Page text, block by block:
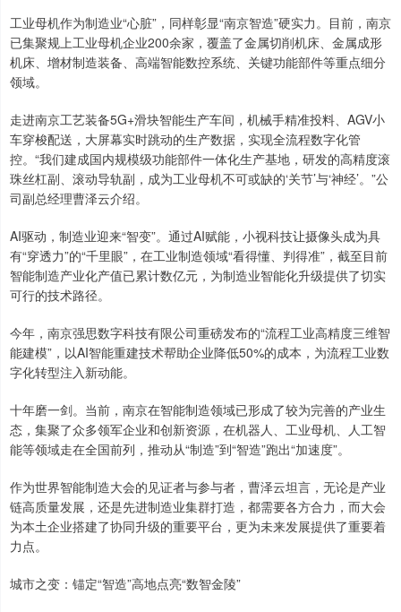
工业母机作为制造业“心脏”，同样彰显“南京智造”硬实力。目前，南京
已集聚规上工业母机企业200余家，覆盖了金属切削机床、金属成形
机床、增材制造装备、高端智能数控系统、关键功能部件等重点细分
领域。
走进南京工艺装备5G+滑块智能生产车间，机械手精准投料、AGV小
车穿梭配送，大屏幕实时跳动的生产数据，实现全流程数字化管
控。“我们建成国内规模级功能部件一体化生产基地，研发的高精度滚
珠丝杠副、滚动导轨副，成为工业母机不可或缺的‘关节’与‘神经’。”公
司副总经理曹泽云介绍。
AI驱动，制造业迎来“智变”。通过AI赋能，小视科技让摄像头成为具
有“穿透力”的“千里眼”，在工业制造领域“看得懂、判得准”，截至目前
智能制造产业化产值已累计数亿元，为制造业智能化升级提供了切实
可行的技术路径。
今年，南京强思数字科技有限公司重磅发布的“流程工业高精度三维智
能建模”，以AI智能重建技术帮助企业降低50%的成本，为流程工业数
字化转型注入新动能。
十年磨一剑。当前，南京在智能制造领域已形成了较为完善的产业生
态，集聚了众多领军企业和创新资源，在机器人、工业母机、人工智
能等领域走在全国前列，推动从“制造”到“智造”跑出“加速度”。
作为世界智能制造大会的见证者与参与者，曹泽云坦言，无论是产业
链高质量发展，还是先进制造业集群打造，都需要各方合力，而大会
为本土企业搭建了协同升级的重要平台，更为未来发展提供了重要着
力点。
城市之变：锚定“智造”高地点亮“数智金陵”